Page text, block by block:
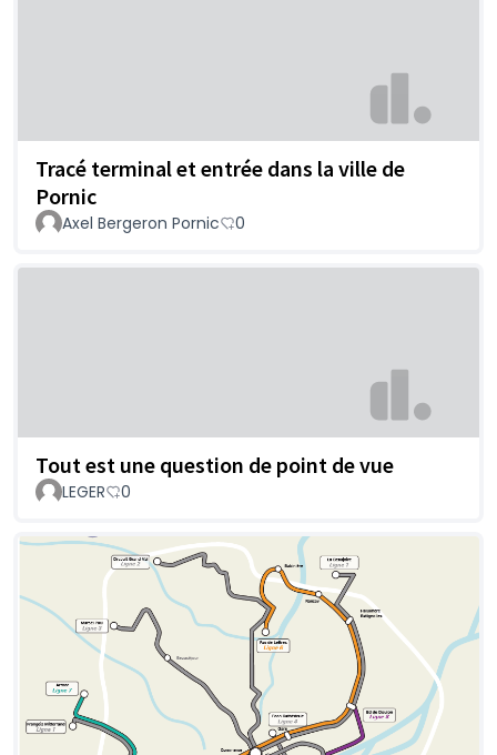
Tracé terminal et entrée dans la ville de
Pornic
Axel Bergeron Pornic 0
Tout est une question de point de vue
LEGER 0